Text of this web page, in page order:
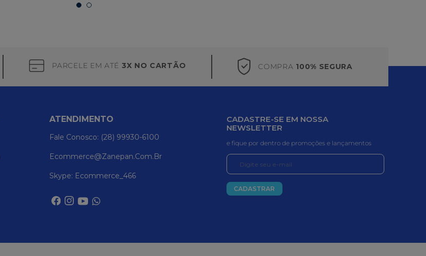
PARCELE EM ATÉ 3X NO CARTÃO COMPRA 100% SEGURA
ATENDIMENTO
Fale Conosco: (28) 99930-6100
Ecommerce@zanepan.com.br
Skype: Ecommerce_466
CADASTRE-SE EM NOSSA
NEWSLETTER
e fique por dentro de promoções e lançamentos
CADASTRAR